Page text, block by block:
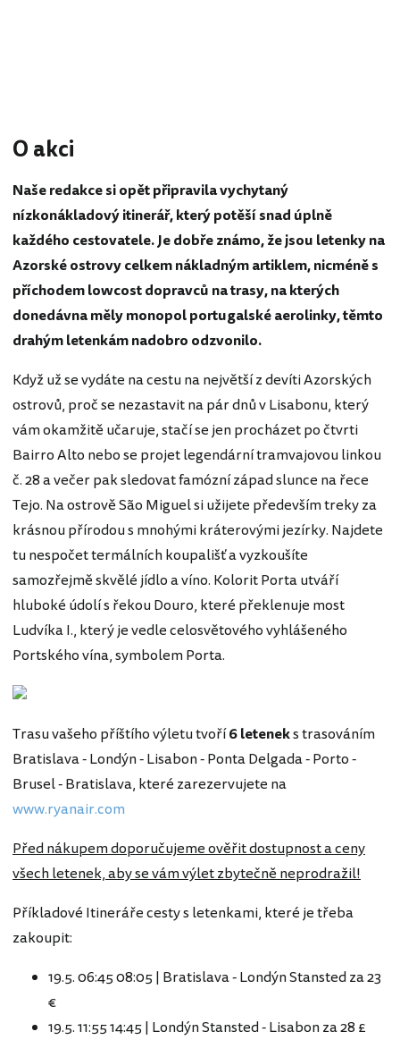
O akci
Naše redakce si opět připravila vychytaný
nízkonákladový itinerář, který potěší snad úplně
každého cestovatele. Je dobře známo, že jsou letenky na
Azorské ostrovy celkem nákladným artiklem, nicméně s
příchodem lowcost dopravců na trasy, na kterých
donedávna měly monopol portugalské aerolinky, těmto
drahým letenkám nadobro odzvonilo.
Když už se vydáte na cestu na největší z devíti Azorských
ostrovů, proč se nezastavit na pár dnů v Lisabonu, který
vám okamžitě učaruje, stačí se jen procházet po čtvrti
Bairro Alto nebo se projet legendární tramvajovou linkou
č. 28 a večer pak sledovat famózní západ slunce na řece
Tejo. Na ostrově São Miguel si užijete především treky za
krásnou přírodou s mnohými kráterovými jezírky. Najdete
tu nespočet termálních koupališť a vyzkoušíte
samozřejmě skvělé jídlo a víno. Kolorit Porta utváří
hluboké údolí s řekou Douro, které překlenuje most
Ludvíka I., který je vedle celosvětového vyhlášeného
Portského vína, symbolem Porta.
Trasu vašeho příštího výletu tvoří6 leteneks trasováním
Bratislava - Londýn - Lisabon - Ponta Delgada - Porto -
Brusel - Bratislava, které zarezervujete na
www.ryanair.com
Před nákupem doporučujeme ověřit dostupnost a ceny
všech letenek, aby se vám výlet zbytečně neprodražil!
Příkladové Itineráře cesty s letenkami, které je třeba
zakoupit:
19.5. 06:45 08:05 | Bratislava - Londýn Stansted za 23
€
19.5. 11:55 14:45 | Londýn Stansted - Lisabon za 28 £